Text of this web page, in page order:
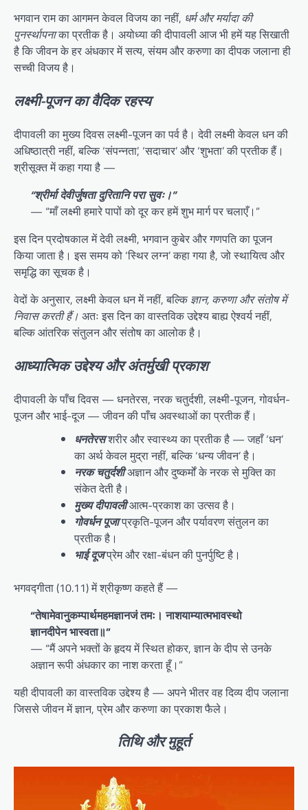
भगवान राम का आगमन केवल विजय का नहीं, धर्म और मर्यादा की
पुनर्स्थापनाका प्रतीक है। अयोध्या की दीपावली आज भी हमें यह सिखाती
है कि जीवन के हर अंधकार में सत्य, संयम और करुणा का दीपक जलाना ही
सच्ची विजय है।
लक्ष्मी-पूजन का वैदिक रहस्य
दीपावली का मुख्य दिवस लक्ष्मी-पूजन का पर्व है। देवी लक्ष्मी केवल धन की
अधिष्ठात्री नहीं, बल्कि ‘संपन्नता’, ‘सदाचार’ और ‘शुभता’ की प्रतीक हैं।
श्रीसूक्त में कहा गया है —
“श्रीर्मा देवीर्जुषता दुरितानि परा सुवः।”
— “माँ लक्ष्मी हमारे पापों को दूर कर हमें शुभ मार्ग पर चलाएँ।”
इस दिन प्रदोषकाल में देवी लक्ष्मी, भगवान कुबेर और गणपति का पूजन
किया जाता है। इस समय को ‘स्थिर लग्न’ कहा गया है, जो स्थायित्व और
समृद्धि का सूचक है।
वेदों के अनुसार, लक्ष्मी केवल धन में नहीं, बल्कि ज्ञान, करुणा और संतोष में
निवास करती हैं। अतः इस दिन का वास्तविक उद्देश्य बाह्य ऐश्वर्य नहीं,
बल्कि आंतरिक संतुलन और संतोष का आलोक है।
आध्यात्मिक उद्देश्य और अंतर्मुखी प्रकाश
दीपावली के पाँच दिवस — धनतेरस, नरक चतुर्दशी, लक्ष्मी-पूजन, गोवर्धन-
पूजन और भाई-दूज — जीवन की पाँच अवस्थाओं का प्रतीक हैं।
धनतेरसशरीर और स्वास्थ्य का प्रतीक है — जहाँ ‘धन’
का अर्थ केवल मुद्रा नहीं, बल्कि ‘धन्य जीवन’ है।
नरक चतुर्दशीअज्ञान और दुष्कर्मों के नरक से मुक्ति का
संकेत देती है।
मुख्य दीपावलीआत्म-प्रकाश का उत्सव है।
गोवर्धन पूजाप्रकृति-पूजन और पर्यावरण संतुलन का
प्रतीक है।
भाई दूजप्रेम और रक्षा-बंधन की पुनर्पुष्टि है।
भगवद्गीता (10.11) में श्रीकृष्ण कहते हैं —
“तेषामेवानुकम्पार्थमहमज्ञानजं तमः। नाशयाम्यात्मभावस्थो
ज्ञानदीपेन भास्वता॥”
— “मैं अपने भक्तों के हृदय में स्थित होकर, ज्ञान के दीप से उनके
अज्ञान रूपी अंधकार का नाश करता हूँ।”
यही दीपावली का वास्तविक उद्देश्य है — अपने भीतर वह दिव्य दीप जलाना
जिससे जीवन में ज्ञान, प्रेम और करुणा का प्रकाश फैले।
तिथि और मुहूर्त